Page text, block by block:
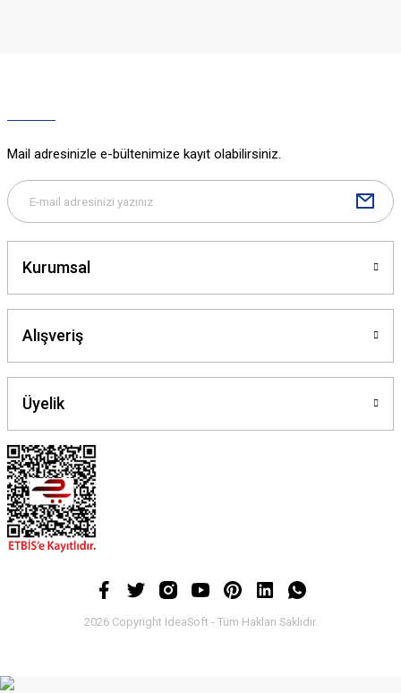
Gönder
Mail adresinizle e-bültenimize kayıt olabilirsiniz.
Kurumsal
Alışveriş
Üyelik
2026 Copyright IdeaSoft - Tüm Hakları Saklıdır.